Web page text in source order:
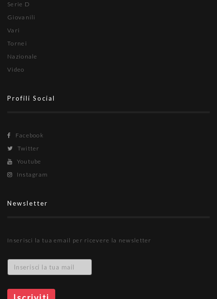
Serie D
Giovanili
Vari
Tornei
Nazionale
Video
Profili Social
Facebook
Twitter
Youtube
Instagram
Newsletter
Inserisci la tua email per ricevere la newsletter